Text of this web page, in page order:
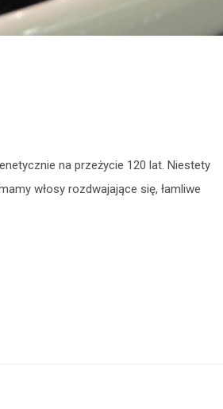
na przeżycie 120 lat. Niestety
włosy rozdwajające się, łamliwe